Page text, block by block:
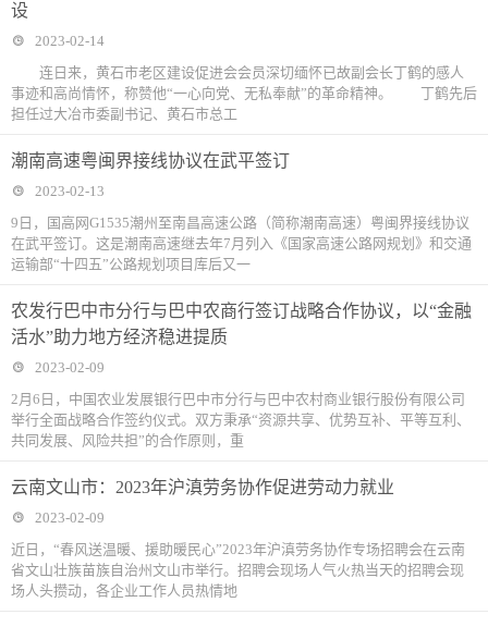
设
2023-02-14
连日来，黄石市老区建设促进会会员深切缅怀已故副会长丁鹤的感人
事迹和高尚情怀，称赞他“一心向党、无私奉献”的革命精神。 丁鹤先后
担任过大冶市委副书记、黄石市总工
潮南高速粤闽界接线协议在武平签订
2023-02-13
9日，国高网G1535潮州至南昌高速公路（简称潮南高速）粤闽界接线协议
在武平签订。这是潮南高速继去年7月列入《国家高速公路网规划》和交通
运输部“十四五”公路规划项目库后又一
农发行巴中市分行与巴中农商行签订战略合作协议，以“金融
活水”助力地方经济稳进提质
2023-02-09
2月6日，中国农业发展银行巴中市分行与巴中农村商业银行股份有限公司
举行全面战略合作签约仪式。双方秉承“资源共享、优势互补、平等互利、
共同发展、风险共担”的合作原则，重
云南文山市：2023年沪滇劳务协作促进劳动力就业
2023-02-09
近日，“春风送温暖、援助暖民心”2023年沪滇劳务协作专场招聘会在云南
省文山壮族苗族自治州文山市举行。招聘会现场人气火热当天的招聘会现
场人头攒动，各企业工作人员热情地